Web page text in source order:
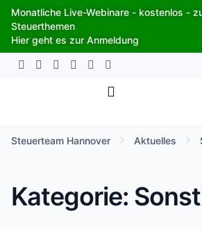
Zum
Inhalt
springen
Monatliche Live-Webinare - kostenlos -
Steuerthemen
Hier geht es zur Anmeldung
Steuerteam Hannover Aktuelles
Kategorie: